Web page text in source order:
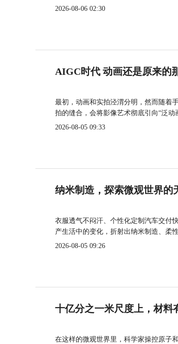
2026-08-06 02:30
AIGC时代 动画还是原来的
最初，动画和实拍泾渭分明，然而随着
拍的缝合，会将影像艺术彻底引向“泛动
2026-08-05 09:33
纳米制造，探索微观世界的
衣服透气不闷汗、个性化定制汽车交付
产生活中的变化，折射出纳米制造、柔
2026-08-05 09:26
十亿分之一米尺度上，材料
在这样的微观世界里，科学家操控原子